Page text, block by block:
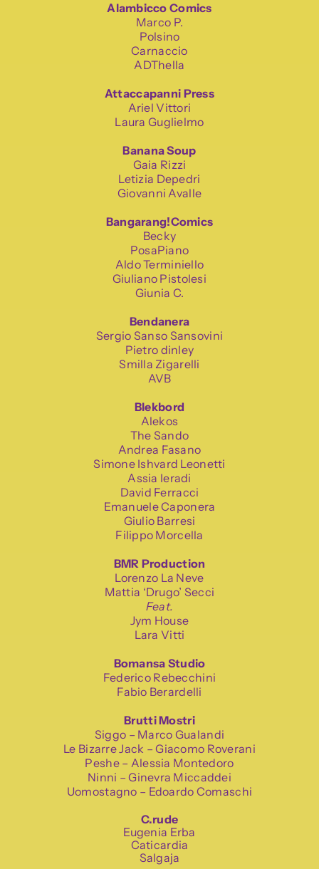
Alambicco Comics
Marco P.
Polsino
Carnaccio
ADThella
Attaccapanni Press
Ariel Vittori
Laura Guglielmo
Banana Soup
Gaia Rizzi
Letizia Depedri
Giovanni Avalle
Bangarang!Comics
Becky
PosaPiano
Aldo Terminiello
Giuliano Pistolesi
Giunia C.
Bendanera
Sergio Sanso Sansovini
Pietro dinley
Smilla Zigarelli
AVB
Blekbord
Alekos
The Sando
Andrea Fasano
Simone Ishvard Leonetti
Assia Ieradi
David Ferracci
Emanuele Caponera
Giulio Barresi
Filippo Morcella
BMR Production
Lorenzo La Neve
Mattia ‘Drugo’ Secci
Feat.
Jym House
Lara Vitti
Bomansa Studio
Federico Rebecchini
Fabio Berardelli
Brutti Mostri
Siggo – Marco Gualandi
Le Bizarre Jack – Giacomo Roverani
Peshe – Alessia Montedoro
Ninni – Ginevra Miccaddei
Uomostagno – Edoardo Comaschi
C.rude
Eugenia Erba
Caticardia
Salgaja